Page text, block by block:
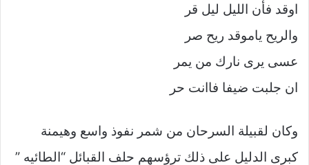
اوقد فأن الليل ليل قر
والريح ياموقد ريح صر
عسى يرى نارك من يمر
ان جلبت ضيفا فاانت حر
وكان لقبيلة السرحان من شمر نفوذ واسع وهيمنة
كبرى الدليل على ذلك ترؤسهم حلف القبائل “الطائيه ”